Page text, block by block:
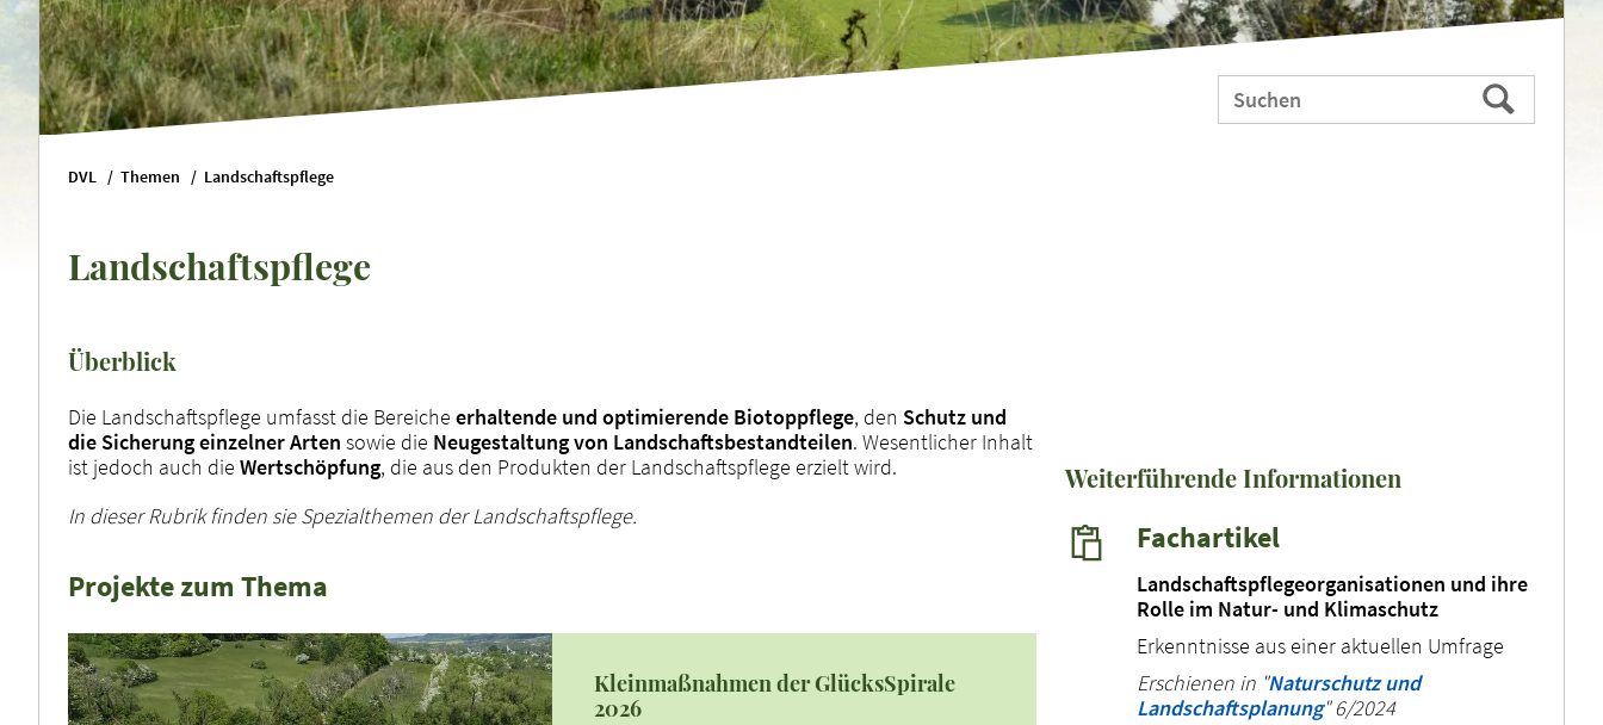
Webauftritt
durchsuchen
Suchen
DVL Themen Landschaftspflege
Landschaftspflege
Überblick
Die Landschaftspflege umfasst die Bereiche erhaltende und optimierende Biotoppflege, den Schutz und
die Sicherung einzelner Arten sowie die Neugestaltung von Landschaftsbestandteilen. Wesentlicher Inhalt
ist jedoch auch die Wertschöpfung, die aus den Produkten der Landschaftspflege erzielt wird.
In dieser Rubrik finden sie Spezialthemen der Landschaftspflege.
Projekte zum Thema
Kleinmaßnahmen der GlücksSpirale
2026
Weiterführende Informationen
Fachartikel
Landschaftspflegeorganisationen und ihre
Rolle im Natur- und Klimaschutz
Erkenntnisse aus einer aktuellen Umfrage
Erschienen in "Naturschutz und
Landschaftsplanung" 6/2024